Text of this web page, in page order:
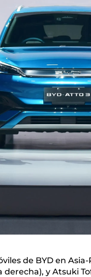
de BYD en
y Atsuki